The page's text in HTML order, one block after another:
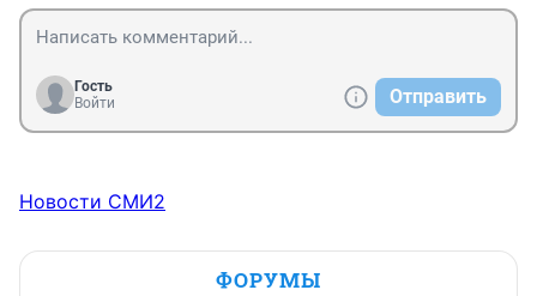
Гость
Войти
Отправить
Новости СМИ2
ФОРУМЫ